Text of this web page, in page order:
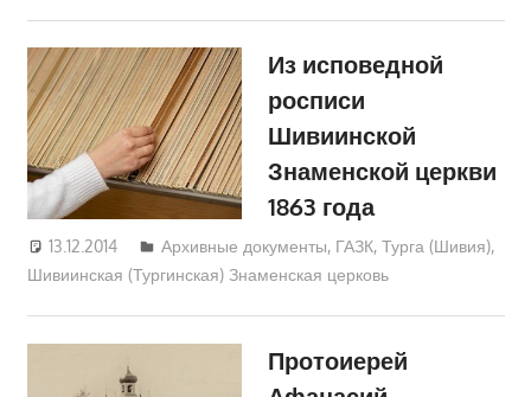
Из исповедной
росписи
Шивиинской
Знаменской церкви
1863 года
13.12.2014 Екатерина Аникина
Архивные документы, ГАЗК,Турга (Шивия),
Шивиинская (Тургинская) Знаменская церковь
Протоиерей